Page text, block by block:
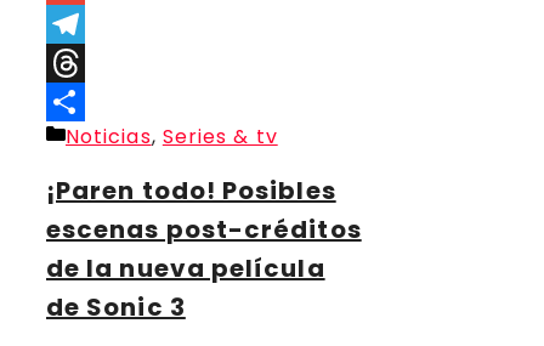
Link
Gmail
Telegram
Threads
Compartir
Categorías
Noticias, Series & tv
¡Paren todo! Posibles
escenas post-créditos
de la nueva película
de Sonic 3